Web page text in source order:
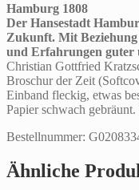
Mit
Beziehung
auf
Lübeck
und
Bremen.
Thatsachen
und
guter
schlechter
Hamburg 1808
Der Hansestadt
Zukunft. Mit
und Erfahrungen guter
Christian Gottfried
Broschur der Zeit
Einband fleckig, etwas
Papier schwach gebräunt.
Bestellnummer:
Ähnliche